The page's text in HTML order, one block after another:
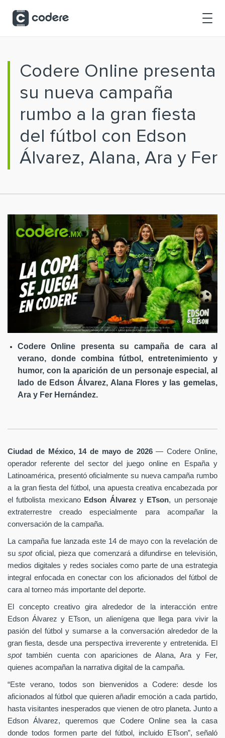
Codere Online presenta
su nueva campaña
rumbo a la gran fiesta
del fútbol con Edson
Álvarez, Alana, Ara y Fer
Codere Online presenta su campaña de cara al
verano, donde combina fútbol, entretenimiento y
humor, con la aparición de un personaje especial, al
lado de Edson Álvarez, Alana Flores y las gemelas,
Ara y Fer Hernández.
Ciudad de México, 14 de mayo de 2026— Codere Online,
operador referente del sector del juego online en España y
Latinoamérica, presentó oficialmente su nueva campaña rumbo
a la gran fiesta del fútbol, una apuesta creativa encabezada por
el futbolista mexicano Edson Álvarez yETson, un personaje
extraterrestre creado especialmente para acompañar la
conversación de la campaña.
La campaña fue lanzada este 14 de mayo con la revelación de
suspot oficial, pieza que comenzará a difundirse en televisión,
medios digitales y redes sociales como parte de una estrategia
integral enfocada en conectar con los aficionados del fútbol de
cara al torneo más importante del deporte.
El concepto creativo gira alrededor de la interacción entre
Edson Álvarez y ETson, un alienígena que llega para vivir la
pasión del fútbol y sumarse a la conversación alrededor de la
gran fiesta, desde una perspectiva irreverente y entretenida. El
spottambién cuenta con apariciones de Alana, Ara y Fer,
quienes acompañan la narrativa digital de la campaña.
“Este verano, todos son bienvenidos a Codere: desde los
aficionados al fútbol que quieren añadir emoción a cada partido,
hasta visitantes inesperados que vienen de otro planeta. Junto a
Edson Álvarez, queremos que Codere Online sea la casa
donde todos formen parte del fútbol, incluido ETson”, señaló